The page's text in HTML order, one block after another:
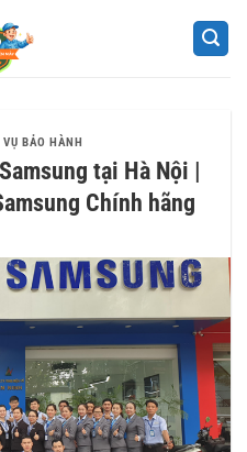
VỤ BẢO HÀNH
tại Hà Nội |
Chính hãng